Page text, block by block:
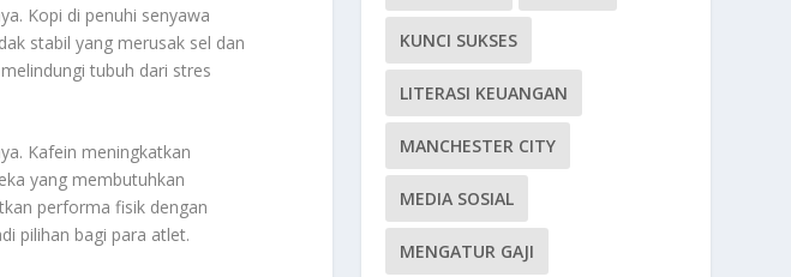
Kopi di penuhi senyawa
stabil yang merusak sel dan
tubuh dari stres
Kafein meningkatkan
yang membutuhkan
performa fisik dengan
pilihan bagi para atlet.
KUNCI SUKSES
LITERASI KEUANGAN
MANCHESTER CITY
MEDIA SOSIAL
MENGATUR GAJI